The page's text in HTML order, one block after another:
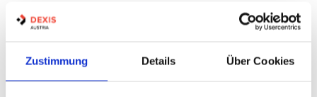
Zustimmung Details Über Cookies
Schnurstärke:
149 Varianten